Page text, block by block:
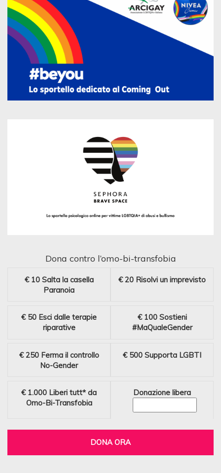
Dona contro l’omo-bi-transfobia
€ 10 Salta la casella
Paranoia
€ 20 Risolvi un imprevisto
€ 50 Esci dalle terapie
riparative
€ 100 Sostieni
#MaQualeGender
€ 250 Ferma il controllo
No-Gender
€ 500 Supporta LGBTI
€ 1.000 Liberi tutt* da
Omo-Bi-Transfobia
Donazione libera
DONA ORA